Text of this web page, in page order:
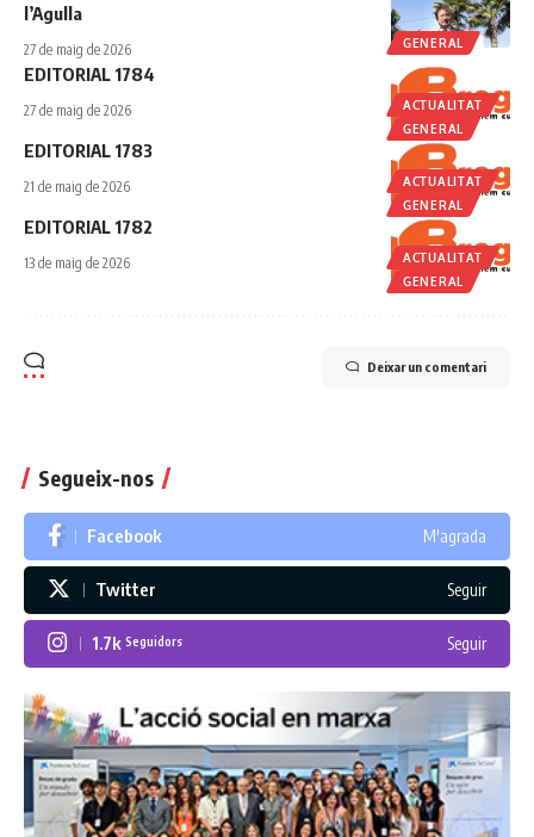
GENERAL
l’Agulla
27 de maig de 2026
ACTUALITAT
GENERAL
EDITORIAL 1784
27 de maig de 2026
ACTUALITAT
GENERAL
EDITORIAL 1783
21 de maig de 2026
ACTUALITAT
GENERAL
EDITORIAL 1782
13 de maig de 2026
Deixar un comentari
Segueix-nos
Facebook M'agrada
Twitter Seguir
1.7k Seguidors Seguir